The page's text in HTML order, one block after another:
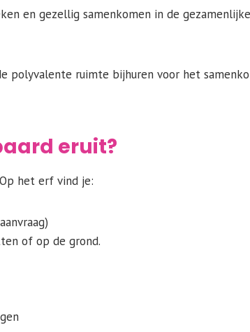
en gezellig samenkomen in de
polyvalente ruimte bijhuren voor het
eruit?
het erf vind je:
of op de grond.